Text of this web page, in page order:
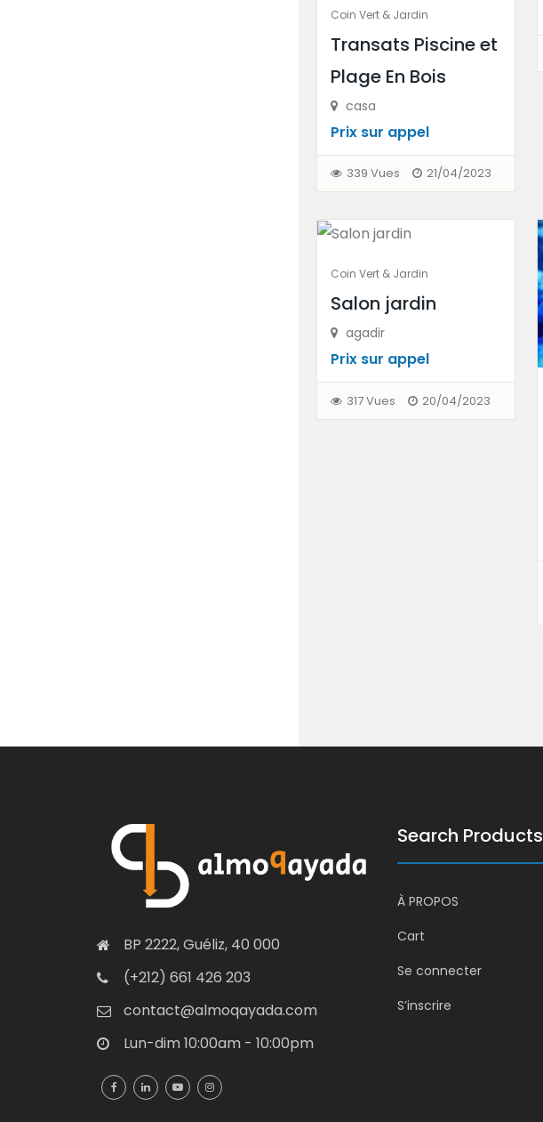
Coin Vert & Jardin
Transats Piscine et
Plage En Bois
casa
Prix ​​sur appel
339 Vues 21/04/2023
Coin Vert & Jardin
Salon jardin
agadir
Prix ​​sur appel
317 Vues 20/04/2023
BP 2222, Guéliz, 40 000
(+212) 661 426 203
contact@almoqayada.com
Lun-dim 10:00am - 10:00pm
Search Products
À PROPOS
Cart
Se connecter
S’inscrire